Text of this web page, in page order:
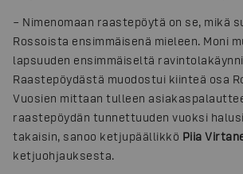
– Nimenomaan raastepöytä on se, mikä
Rossoista ensimmäisenä mieleen. Moni
lapsuuden ensimmäiseltä
Raastepöydästä muodostui kiinteä osa
Vuosien mittaan tulleen
raastepöydän tunnettuuden vuoksi
takaisin, sanoo ketjupäällikkö Piia
ketjuohjauksesta.